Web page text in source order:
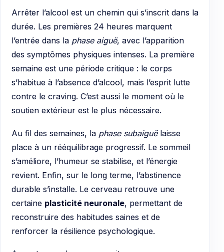
Arrêter l’alcool est un chemin qui s’inscrit dans la
durée. Les premières 24 heures marquent
l’entrée dans la phase aiguë, avec l’apparition
des symptômes physiques intenses. La première
semaine est une période critique : le corps
s’habitue à l’absence d’alcool, mais l’esprit lutte
contre le craving. C’est aussi le moment où le
soutien extérieur est le plus nécessaire.
Au fil des semaines, la phase subaiguëlaisse
place à un rééquilibrage progressif. Le sommeil
s’améliore, l’humeur se stabilise, et l’énergie
revient. Enfin, sur le long terme, l’abstinence
durable s’installe. Le cerveau retrouve une
certaine plasticité neuronale, permettant de
reconstruire des habitudes saines et de
renforcer la résilience psychologique.